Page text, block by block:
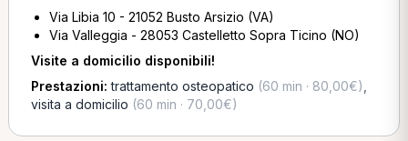
Via Libia 10 - 21052 Busto Arsizio (VA)
Via Valleggia - 28053 Castelletto Sopra Ticino (NO)
Visite a domicilio disponibili!
Prestazioni:trattamento osteopatico (60 min · 80,00€)
visita a domicilio (60 min · 70,00€)